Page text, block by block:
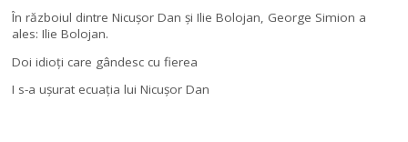
În războiul dintre Nicuşor Dan şi Ilie Bolojan, George Simion a
ales: Ilie Bolojan.
Doi idioţi care gândesc cu fierea
I s-a uşurat ecuaţia lui Nicuşor Dan